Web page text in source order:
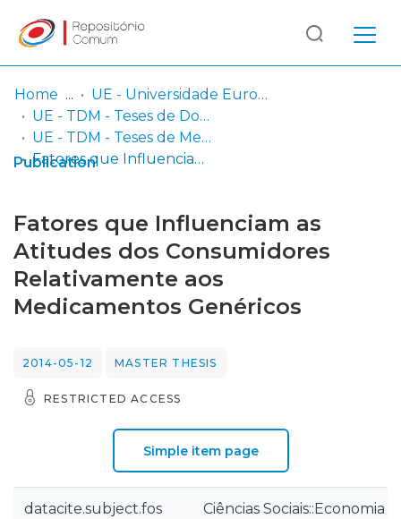
Communities
& Collections
Statistics
Log
In
(current)
Home
UE - Universidade Europeia
UE - TDM - Teses de Doutoramento e Mestrado
UE - TDM - Teses de Mestrado
Fatores que Influenciam as Atitudes dos Consumidores Relativamente aos Medicamentos Genéricos
Publication
Fatores que Influenciam as
Atitudes dos Consumidores
Relativamente aos
Medicamentos Genéricos
2014-05-12 MASTER THESIS
RESTRICTED ACCESS
Simple item page
datacite.subject.fos Ciências Sociais::Economia